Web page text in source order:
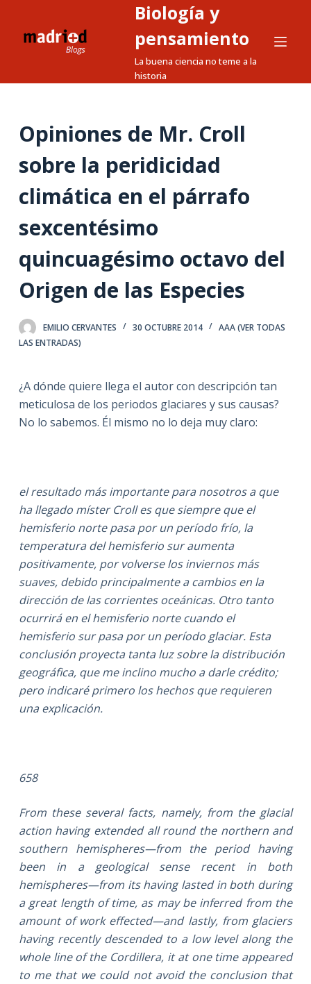
a
n
e
Biología y
pensamiento
La buena ciencia no teme a la
historia
Opiniones de Mr. Croll
sobre la peridicidad
climática en el párrafo
sexcentésimo
quincuagésimo octavo del
Origen de las Especies
EMILIO CERVANTES 30 OCTUBRE 2014
AAA (VER TODAS
LAS ENTRADAS)
¿A dónde quiere llega el autor con descripción tan
meticulosa de los periodos glaciares y sus causas?
No lo sabemos. Él mismo no lo deja muy claro:
el resultado más importante para nosotros a que
ha llegado míster Croll es que siempre que el
hemisferio norte pasa por un período frío, la
temperatura del hemisferio sur aumenta
positivamente, por volverse los inviernos más
suaves, debido principalmente a cambios en la
dirección de las corrientes oceánicas. Otro tanto
ocurrirá en el hemisferio norte cuando el
hemisferio sur pasa por un período glaciar. Esta
conclusión proyecta tanta luz sobre la distribución
geográfica, que me inclino mucho a darle crédito;
pero indicaré primero los hechos que requieren
una explicación.
658
From these several facts, namely, from the glacial
action having extended all round the northern and
southern hemispheres—from the period having
been in a geological sense recent in both
hemispheres—from its having lasted in both during
a great length of time, as may be inferred from the
amount of work effected—and lastly, from glaciers
having recently descended to a low level along the
whole line of the Cordillera, it at one time appeared
to me that we could not avoid the conclusion that